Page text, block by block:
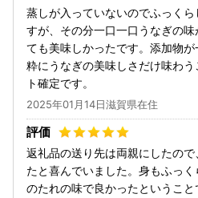
蒸しが入っていないのでふっく
すが、その分一口一口うなぎの
ても美味しかったです。添加物
粋にうなぎの美味しさだけ味わ
ト確定です。
2025年01月14日滋賀県在住
返礼品の送り先は両親にしたの
たと喜んでいました。身もふっ
のたれの味で良かったというこ